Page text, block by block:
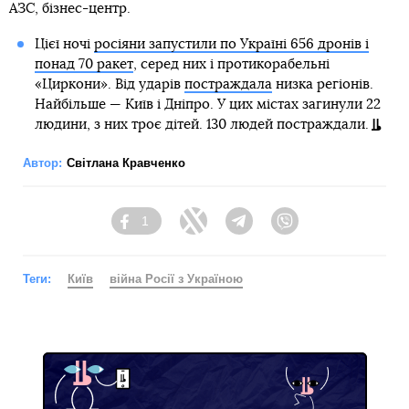
АЗС, бізнес-центр.
Цієї ночі росіяни запустили по Україні 656 дронів і
понад 70 ракет, серед них і протикорабельні
«Циркони». Від ударів постраждала низка регіонів.
Найбільше — Київ і Дніпро. У цих містах загинули 22
людини, з них троє дітей. 130 людей постраждали.
Автор: Світлана Кравченко
Facebook
1
Twitter TelegramViber
Теги: Київ війна Росії з Україною